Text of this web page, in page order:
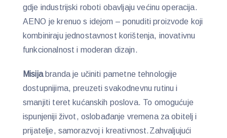
gdje industrijski roboti obavljaju većinu operacija.
AENO je krenuo s idejom – ponuditi proizvode koji
kombiniraju jednostavnost korištenja, inovativnu
funkcionalnost i moderan dizajn.
Misija branda je učiniti pametne tehnologije
dostupnijima, preuzeti svakodnevnu rutinu i
smanjiti teret kućanskih poslova. To omogućuje
ispunjeniji život, oslobađanje vremena za obitelj i
prijatelje, samorazvoj i kreativnost.Zahvaljujući